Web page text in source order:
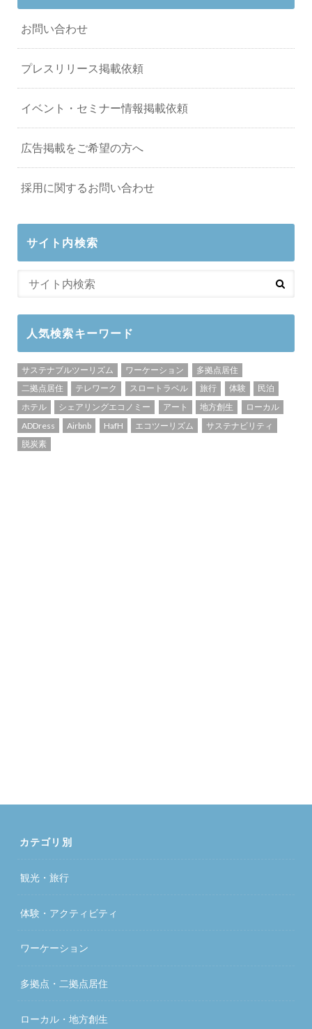
お問い合わせ
プレスリリース掲載依頼
イベント・セミナー情報掲載依頼
広告掲載をご希望の方へ
採用に関するお問い合わせ
サイト内検索
人気検索キーワード
サステナブルツーリズム ワーケーション
多拠点居住
二拠点居住
テレワーク スロートラベル 旅行 体験
民泊
ホテル
シェアリングエコノミー アート 地方創生
ローカル
ADDress
Airbnb HafH エコツーリズム
サステナビリティ
脱炭素
カテゴリ別
観光・旅行
体験・アクティビティ
ワーケーション
多拠点・二拠点居住
ローカル・地方創生